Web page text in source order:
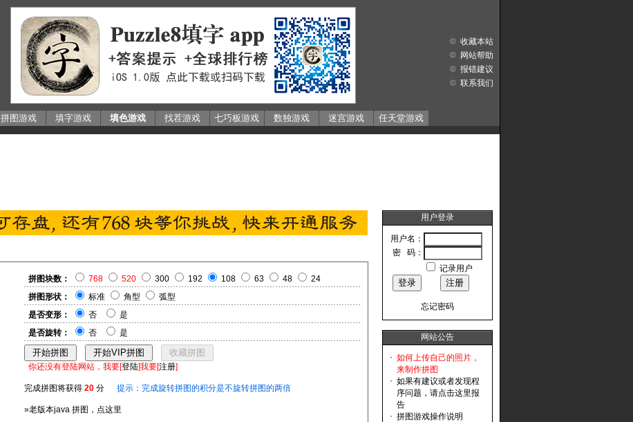
拼图游戏 填字游戏 填色游戏 找茬游戏 七巧板游戏 数独游戏 迷宫游戏 任天堂游戏
收藏本站
网站帮助
报错建议
联系我们
拼图块数： 768 520 300 192 108 63 48
24
拼图形状：
标准 角型
弧型
是否变形：
否
是
是否旋转：
否 是
你还没有登陆网站，我要[登陆]我要[注册]
完成拼图将获得 20 分 提示：完成旋转拼图的积分是不旋转拼图的两倍
»老版本java 拼图，点这里
用户登录
用户名：
密 码：
记录用户
忘记密码
网站公告
· 如何上传自己的照片，
来制作拼图
· 如果有建议或者发现程
序问题，请点击这里报
告
· 拼图游戏操作说明